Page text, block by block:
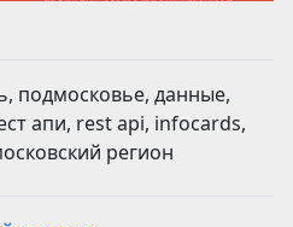
подмосковье, данные,
апи, rest api, infocards,
регион